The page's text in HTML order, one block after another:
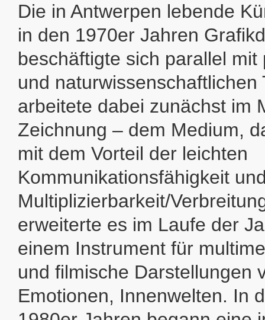
Die in Antwerpen lebende
in den 1970er Jahren
beschäftigte sich parallel mit
und naturwissenschaftlichen
arbeitete dabei zunächst im
Zeichnung – dem Medium,
mit dem Vorteil der leichten
Kommunikationsfähigkeit
Multiplizierbarkeit/
erweiterte es im Laufe der
einem Instrument für
und filmische Darstellungen
Emotionen, Innenwelten. In